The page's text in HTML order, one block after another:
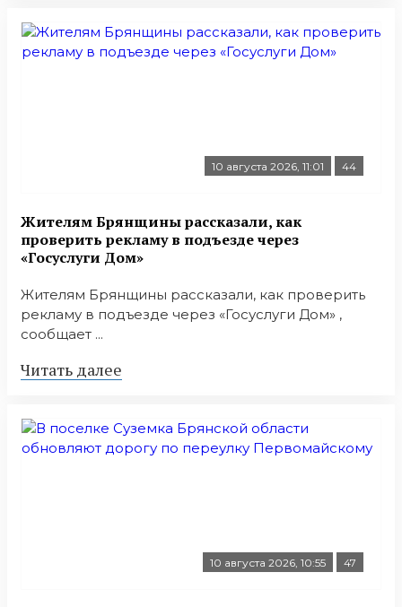
10 августа 2026, 11:01 44
Жителям Брянщины рассказали, как
проверить рекламу в подъезде через
«Госуслуги Дом»
Жителям Брянщины рассказали, как проверить
рекламу в подъезде через «Госуслуги Дом» ,
сообщает ...
Читать далее
10 августа 2026, 10:55 47